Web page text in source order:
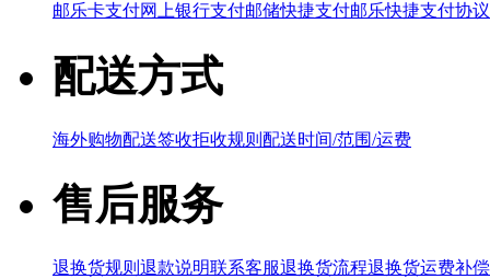
邮乐卡支付网上银行支付邮储快捷支付邮乐快捷支付协议
配送方式
海外购物配送签收拒收规则 配送时间/范围/运费
售后服务
退换货规则 退款说明联系客服退换货流程退换货运费补